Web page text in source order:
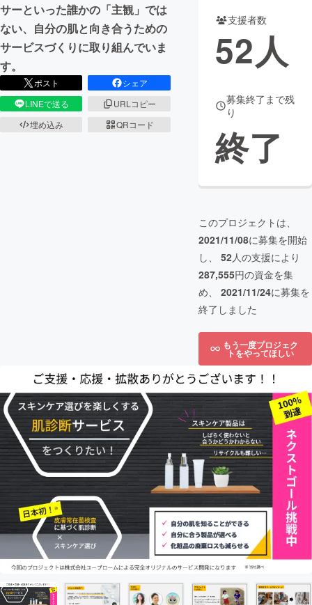
サーといった誰かの「主観」では
ない、自分の肌と向き合うための
サービスづくりに取り組んでいま
す。
ポスト
シェア
LINEで送る
URLコピー
埋め込み
QRコード
支援者数
52人
募集終了まで残
り
終了
このプロジェクトは、
2021/11/08に募集を開始
し、 52人の支援により
287,555円の資金を集
め、 2021/11/24に募集を
終了しました
もう一度プロジェク
トをやってほしい